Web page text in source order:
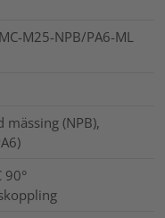
M25-NPB/PA6-ML
mässing (NPB),
90°